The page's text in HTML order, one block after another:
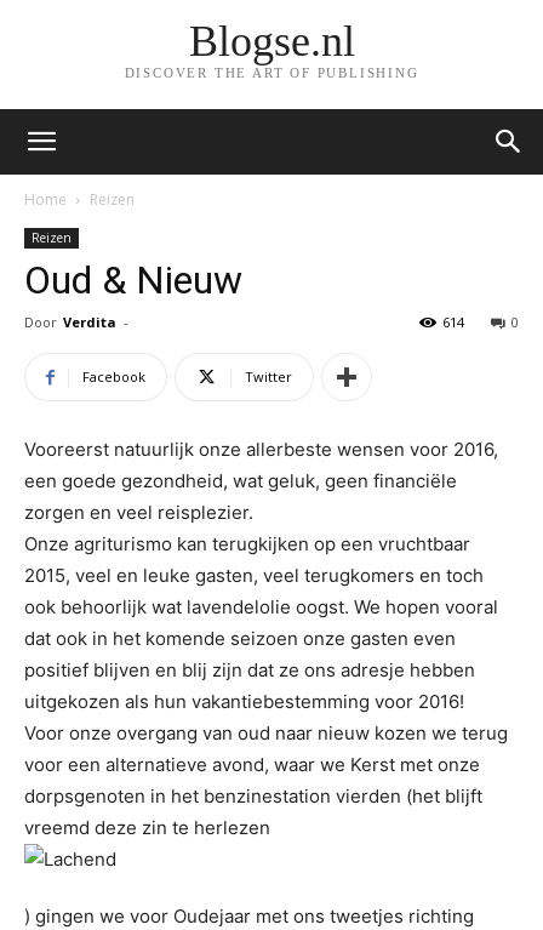
Blogse.nl
DISCOVER THE ART OF PUBLISHING
Home Reizen
Reizen
Oud & Nieuw
Door Verdita - 0
614
Facebook Twitter
Vooreerst natuurlijk onze allerbeste wensen voor 2016,
een goede gezondheid, wat geluk, geen financiële
zorgen en veel reisplezier.
Onze agriturismo kan terugkijken op een vruchtbaar
2015, veel en leuke gasten, veel terugkomers en toch
ook behoorlijk wat lavendelolie oogst. We hopen vooral
dat ook in het komende seizoen onze gasten even
positief blijven en blij zijn dat ze ons adresje hebben
uitgekozen als hun vakantiebestemming voor 2016!
Voor onze overgang van oud naar nieuw kozen we terug
voor een alternatieve avond, waar we Kerst met onze
dorpsgenoten in het benzinestation vierden (het blijft
vreemd deze zin te herlezen
) gingen we voor Oudejaar met ons tweetjes richting